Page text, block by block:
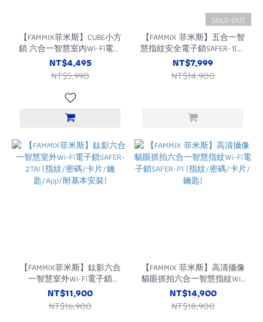
【FAMMIX菲米斯】CUBE小方
鎖 六合一智慧室內Wi-Fi電子
鎖(指紋/密碼/鑰匙/磁卡/簡
易DIY安裝/適用喇叭鎖)
NT$4,495
NT$5,990
SOLD OUT
【FAMMIX 菲米斯】五合一智
慧指紋安全電子鎖SAFER-1(指
紋/密碼/卡片/鑰匙/虛位防
窺)
NT$7,999
NT$14,900
【FAMMIX菲米斯】鈦影六合
一智慧室外Wi-Fi電子鎖
SAFER-2TAI (指紋/密碼/卡
片/鑰匙/App/附基本安裝)
NT$11,900
NT$16,900
【FAMMIX 菲米斯】高清攝像
貓眼抓拍六合一智慧指紋Wi-
Fi電子鎖SAFER-P1 (指紋/密
碼/卡片/鑰匙)
NT$14,900
NT$18,900